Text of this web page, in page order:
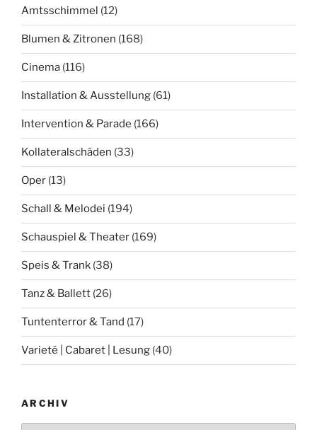
Amtsschimmel (12)
Blumen & Zitronen (168)
Cinema (116)
Installation & Ausstellung (61)
Intervention & Parade (166)
Kollateralschäden (33)
Oper (13)
Schall & Melodei (194)
Schauspiel & Theater (169)
Speis & Trank (38)
Tanz & Ballett (26)
Tuntenterror & Tand (17)
Varieté | Cabaret | Lesung (40)
ARCHIV